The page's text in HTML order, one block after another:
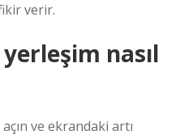
verir.
nasıl
ve ekrandaki artı